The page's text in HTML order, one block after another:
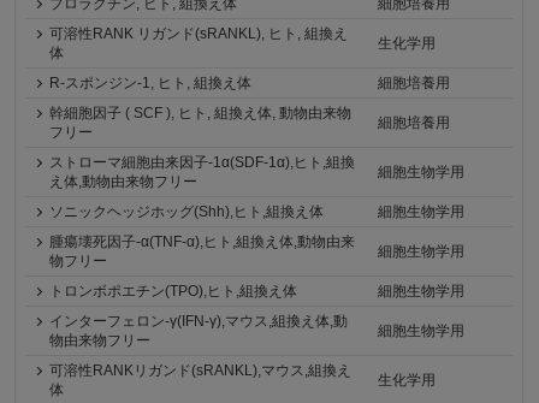
可溶性RANK リガンド(sRANKL), ヒト, 組換え
体
生化学用
R-スポンジン-1, ヒト, 組換え体
細胞培養用
幹細胞因子 ( SCF ), ヒト, 組換え体, 動物由来物
フリー
細胞培養用
ストローマ細胞由来因子-1α(SDF-1α),ヒト,組換
え体,動物由来物フリー
細胞生物学用
ソニックヘッジホッグ(Shh),ヒト,組換え体
細胞生物学用
腫瘍壊死因子-α(TNF-α),ヒト,組換え体,動物由来
物フリー
細胞生物学用
トロンボポエチン(TPO),ヒト,組換え体
細胞生物学用
インターフェロン-γ(IFN-γ),マウス,組換え体,動
物由来物フリー
細胞生物学用
可溶性RANKリガンド(sRANKL),マウス,組換え
体
生化学用